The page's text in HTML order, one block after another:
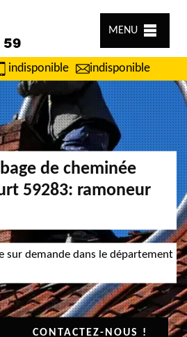
MENU
indisponible indisponible
de cheminée
59283: ramoneur
sur demande dans le département
CONTACTEZ-NOUS !